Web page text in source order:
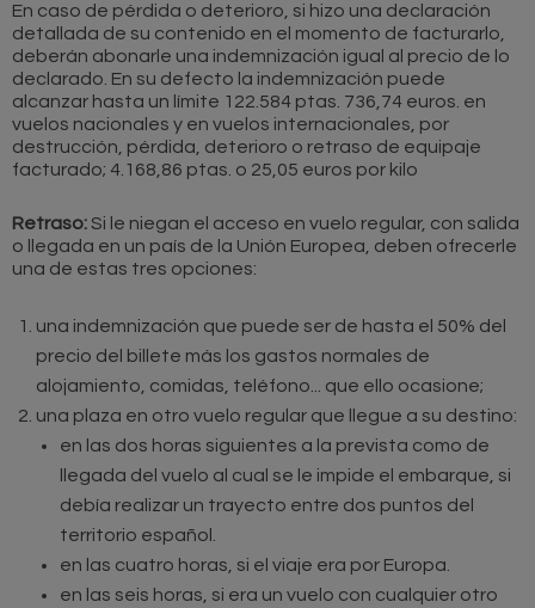
En caso de pérdida o deterioro, si hizo una declaración
detallada de su contenido en el momento de facturarlo,
deberán abonarle una indemnización igual al precio de lo
declarado. En su defecto la indemnización puede
alcanzar hasta un límite 122.584 ptas. 736,74 euros. en
vuelos nacionales y en vuelos internacionales, por
destrucción, pérdida, deterioro o retraso de equipaje
facturado; 4.168,86 ptas. o 25,05 euros por kilo
Retraso:Si le niegan el acceso en vuelo regular, con salida
o llegada en un país de la Unión Europea, deben ofrecerle
una de estas tres opciones:
una indemnización que puede ser de hasta el 50% del
precio del billete más los gastos normales de
alojamiento, comidas, teléfono... que ello ocasione;
una plaza en otro vuelo regular que llegue a su destino:
en las dos horas siguientes a la prevista como de
llegada del vuelo al cual se le impide el embarque, si
debía realizar un trayecto entre dos puntos del
territorio español.
en las cuatro horas, si el viaje era por Europa.
en las seis horas, si era un vuelo con cualquier otro